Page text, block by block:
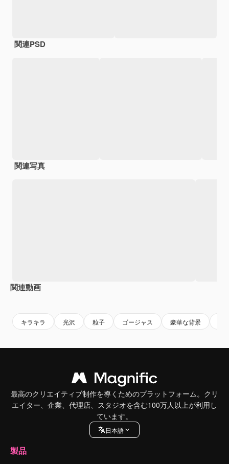
関連PSD
関連写真
関連動画
キラキラ 光沢 粒子 ゴージャス 豪華な背景
最高のクリエイティブ制作を導くためのプラットフォーム。クリ
エイター、企業、代理店、スタジオを含む100万人以上が利用し
ています。
日本語
製品